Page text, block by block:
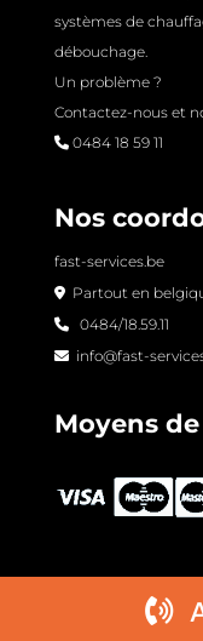
systèmes de
débouchage.
Un problème ?
Contactez-nous et
0484 18 59 11
Nos
fast-services.be
Partout en
0484/18.59.11
info@fast-
Moyens